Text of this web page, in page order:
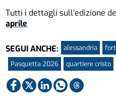
Tutti i dettagli sull’edizione de
aprile
SEGUI ANCHE: alessandria
Pasquetta 2026
quartiere cristo